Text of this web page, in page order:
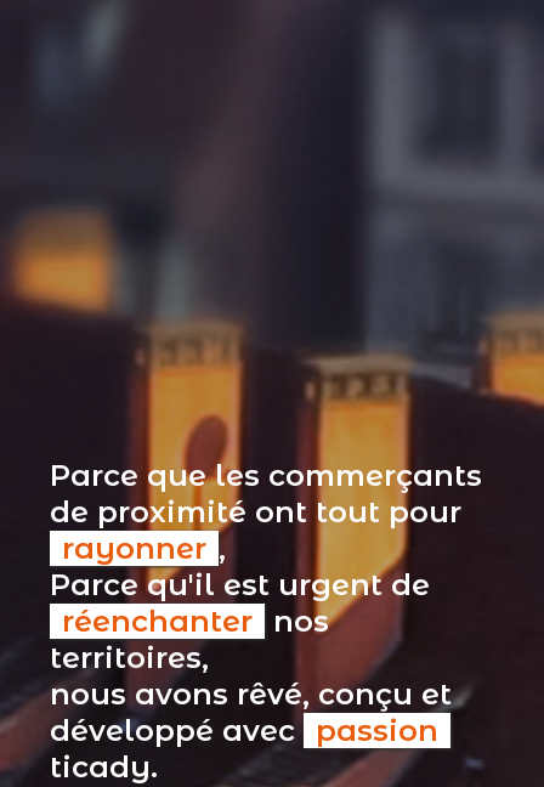
Parce que les commerçants
de proximité ont tout pour
rayonner ,
Parce qu'il est urgent de
réenchanter
nos
territoires,
nous avons rêvé, conçu et
développé avec passion
ticady.